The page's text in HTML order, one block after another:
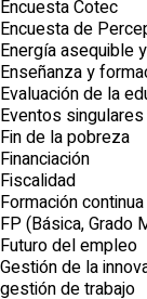
Encuesta Cotec
Encuesta de
Energía asequible
Enseñanza y
Evaluación de la
Eventos singulares
Fin de la pobreza
Financiación
Fiscalidad
Formación continua
FP (Básica, Grado
Futuro del empleo
Gestión de la
gestión de trabajo